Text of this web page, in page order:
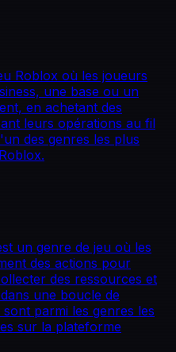
Roblox où les joueurs
une base ou un
en achetant des
leurs opérations au fil
des genres les plus
un genre de jeu où les
des actions pour
des ressources et
une boucle de
parmi les genres les
sur la plateforme